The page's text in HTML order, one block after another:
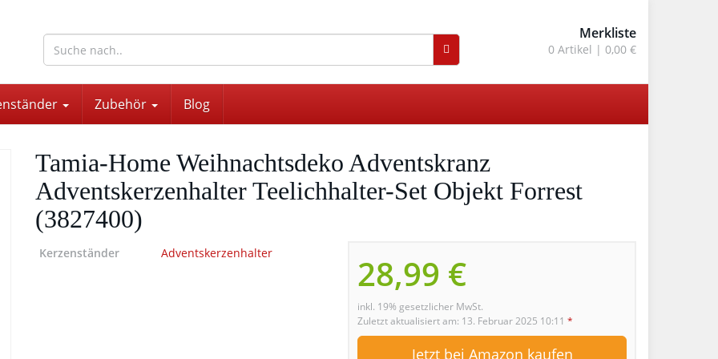
Merkliste
0 Artikel | 0,00 €
Zubehör Blog
Tamia-Home Weihnachtsdeko Adventskranz
Adventskerzenhalter Teelichhalter-Set Objekt Forrest
(3827400)
28,99 €
inkl. 19% gesetzlicher MwSt.
Zuletzt aktualisiert am: 13. Februar 2025 10:11 *
Jetzt bei Amazon kaufen
Kerzenständer Adventskerzenhalter